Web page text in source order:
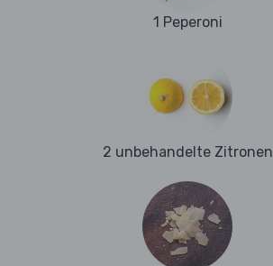
1 Peperoni
2 unbehandelte Zitronen